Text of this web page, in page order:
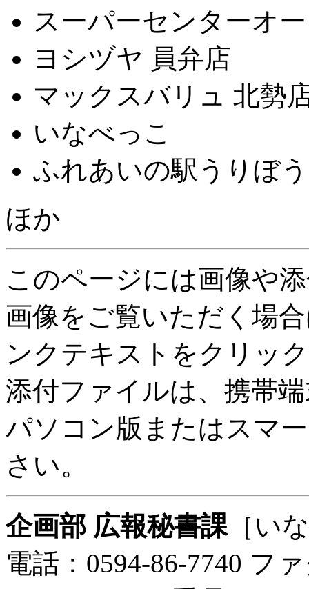
スーパーセンターオ
ヨシヅヤ 員弁店
マックスバリュ 北勢
いなべっこ
ふれあいの駅うりぼう
ほか
このページには画像や
画像をご覧いただく場
ンクテキストをクリッ
添付ファイルは、携帯
パソコン版またはスマ
さい。
企画部 広報秘書課［い
電話：0594-86-7740 フ